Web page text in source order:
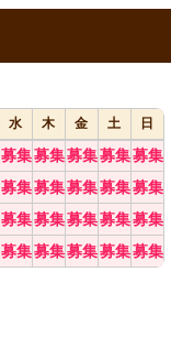
水 木 金 土
日
募集募集募集募集募集
募集募集募集募集募集
募集募集募集募集募集
募集募集募集募集募集